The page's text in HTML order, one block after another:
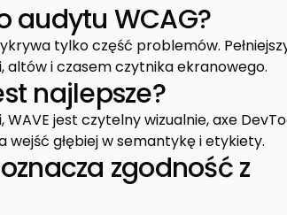
audytu WCAG?
tylko część problemów.
i czasem czytnika ekranowego.
najlepsze?
jest czytelny wizualnie, axe
głębiej w semantykę i etykiety.
zgodność z